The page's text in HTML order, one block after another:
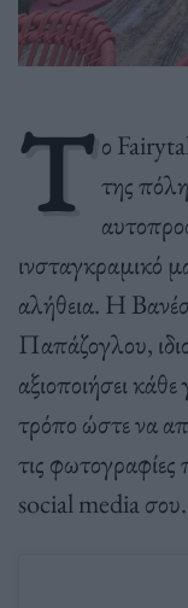
Τ ο
της
ινσταγκραμικό
αλήθεια. Η
Παπάζογλου,
αξιοποιήσει
τρόπο ώστε να
τις φωτογραφίες
social media σου.